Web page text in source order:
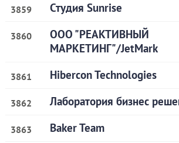
3859 Студия Sunrise
3860
ООО "РЕАКТИВНЫЙ
МАРКЕТИНГ"/JetMark
3861 Hibercon Technologies
3862 Лаборатория бизнес
3863 Baker Team